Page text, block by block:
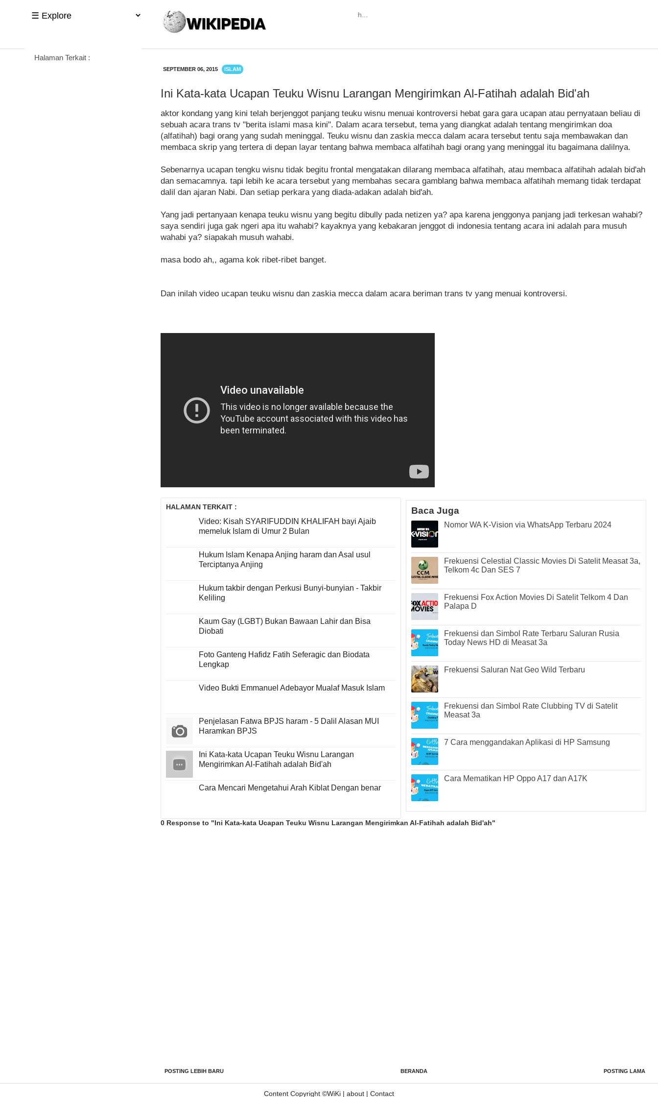
Halaman Terkait :
SEPTEMBER 06, 2015 ISLAM
Ini Kata-kata Ucapan Teuku Wisnu Larangan Mengirimkan Al-Fatihah adalah Bid'ah
aktor kondang yang kini telah berjenggot panjang teuku wisnu menuai kontroversi hebat gara gara ucapan atau pernyataan beliau di
sebuah acara trans tv "berita islami masa kini". Dalam acara tersebut, tema yang diangkat adalah tentang mengirimkan doa
(alfatihah) bagi orang yang sudah meninggal. Teuku wisnu dan zaskia mecca dalam acara tersebut tentu saja membawakan dan
membaca skrip yang tertera di depan layar tentang bahwa membaca alfatihah bagi orang yang meninggal itu bagaimana dalilnya.
Sebenarnya ucapan tengku wisnu tidak begitu frontal mengatakan dilarang membaca alfatihah, atau membaca alfatihah adalah bid'ah
dan semacamnya. tapi lebih ke acara tersebut yang membahas secara gamblang bahwa membaca alfatihah memang tidak terdapat
dalil dan ajaran Nabi. Dan setiap perkara yang diada-adakan adalah bid'ah.
Yang jadi pertanyaan kenapa teuku wisnu yang begitu dibully pada netizen ya? apa karena jenggonya panjang jadi terkesan wahabi?
saya sendiri juga gak ngeri apa itu wahabi? kayaknya yang kebakaran jenggot di indonesia tentang acara ini adalah para musuh
wahabi ya? siapakah musuh wahabi.
masa bodo ah,, agama kok ribet-ribet banget.
Dan inilah video ucapan teuku wisnu dan zaskia mecca dalam acara beriman trans tv yang menuai kontroversi.
HALAMAN TERKAIT :
Video: Kisah SYARIFUDDIN KHALIFAH bayi Ajaib
memeluk Islam di Umur 2 Bulan
Hukum Islam Kenapa Anjing haram dan Asal usul
Terciptanya Anjing
Hukum takbir dengan Perkusi Bunyi-bunyian - Takbir
Keliling
Kaum Gay (LGBT) Bukan Bawaan Lahir dan Bisa
Diobati
Foto Ganteng Hafidz Fatih Seferagic dan Biodata
Lengkap
Video Bukti Emmanuel Adebayor Mualaf Masuk Islam
Penjelasan Fatwa BPJS haram - 5 Dalil Alasan MUI
Haramkan BPJS
Ini Kata-kata Ucapan Teuku Wisnu Larangan
Mengirimkan Al-Fatihah adalah Bid'ah
Cara Mencari Mengetahui Arah Kiblat Dengan benar
Baca Juga
Nomor WA K-Vision via WhatsApp Terbaru 2024
Frekuensi Celestial Classic Movies Di Satelit Measat 3a,
Telkom 4c Dan SES 7
Frekuensi Fox Action Movies Di Satelit Telkom 4 Dan
Palapa D
Frekuensi dan Simbol Rate Terbaru Saluran Rusia
Today News HD di Measat 3a
Frekuensi Saluran Nat Geo Wild Terbaru
Frekuensi dan Simbol Rate Clubbing TV di Satelit
Measat 3a
7 Cara menggandakan Aplikasi di HP Samsung
Cara Mematikan HP Oppo A17 dan A17K
0 Response to "Ini Kata-kata Ucapan Teuku Wisnu Larangan Mengirimkan Al-Fatihah adalah Bid'ah"
POSTING LEBIH BARU POSTING LAMA
BERANDA
Content Copyright ©WiKi | about | Contact